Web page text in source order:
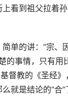
看到祖父拉着
单的讲：“宗、
的事情，只有用
督教的《圣经
就是结论的“合